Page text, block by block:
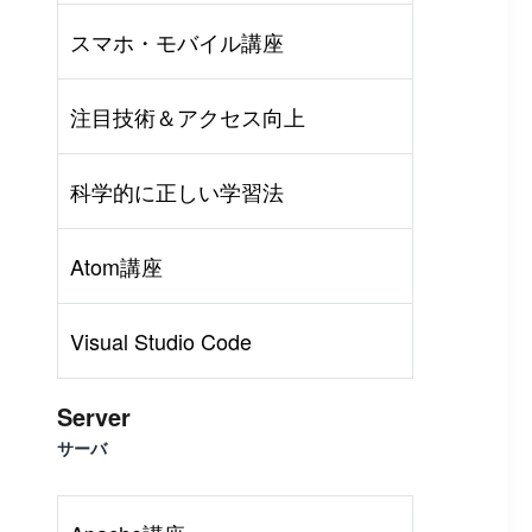
スマホ・モバイル講座
注目技術＆アクセス向上
科学的に正しい学習法
Atom講座
Visual Studio Code
Server
サーバ